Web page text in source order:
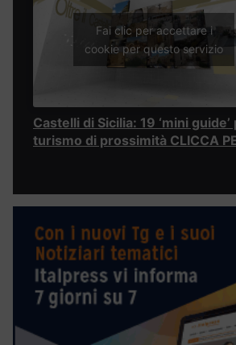
Fai clic per accettare i
cookie per questo servizio
Castelli di Sicilia: 19 ‘mini
turismo di prossimità CLICCA